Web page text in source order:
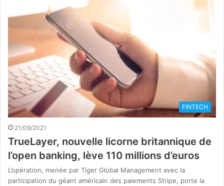
FINTECH
21/09/2021
TrueLayer, nouvelle licorne britannique de
l’open banking, lève 110 millions d’euros
L’opération, menée par Tiger Global Management avec la
participation du géant américain des paiements Stripe, porte la